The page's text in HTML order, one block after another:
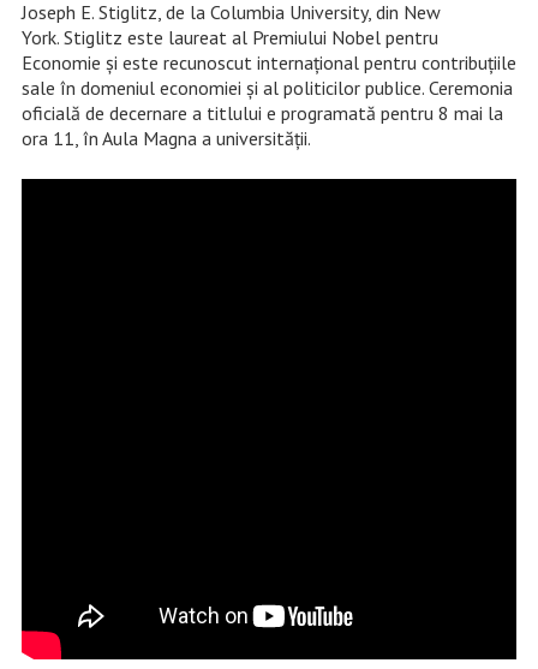
Joseph E. Stiglitz, de la Columbia University, din New
York. Stiglitz este laureat al Premiului Nobel pentru
Economie și este recunoscut internațional pentru contribuțiile
sale în domeniul economiei și al politicilor publice. Ceremonia
oficială de decernare a titlului e programată pentru 8 mai la
ora 11, în Aula Magna a universității.